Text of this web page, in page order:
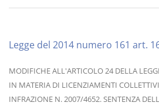
Legge del 2014 numero 161 art.
MODIFICHE ALL'ARTICOLO 24 DELLA
IN MATERIA DI LICENZIAMENTI
INFRAZIONE N. 2007/4652. SENTENZA